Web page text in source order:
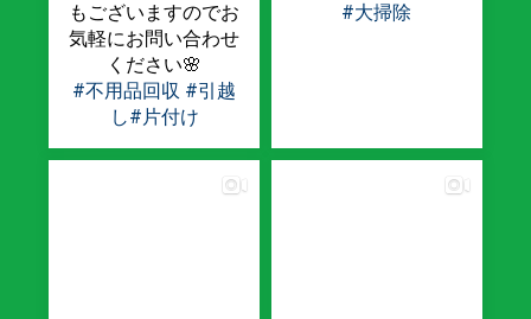
もございますのでお
気軽にお問い合わせ
ください🌸
#不用品回収 #引越
し#片付け
#大掃除